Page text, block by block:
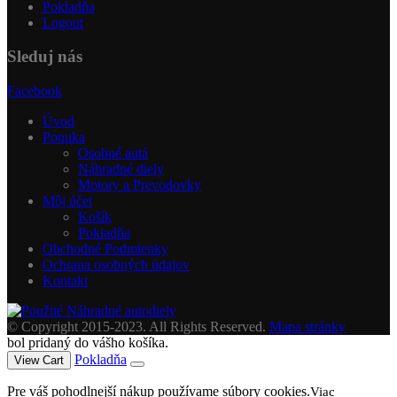
Pokladňa
Logout
Sleduj nás
Facebook
Úvod
Ponuka
Osobné autá
Náhradné diely
Motory a Prevodovky
Môj účet
Košík
Pokladňa
Obchodné Podmienky
Ochrana osobných údajov
Kontakt
© Copyright 2015-2023. All Rights Reserved. Mapa stránky
bol pridaný do vášho košíka.
View Cart Pokladňa
Pre váš pohodlnejší nákup používame súbory cookies.Viac